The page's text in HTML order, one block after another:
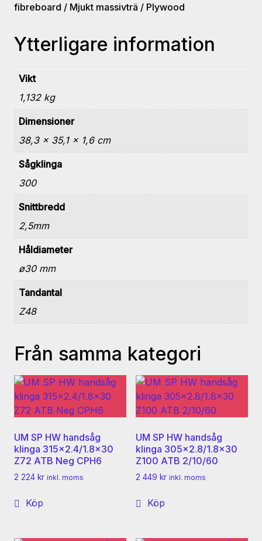
fibreboard / Mjukt massivträ / Plywood
Ytterligare information
Vikt
1,132 kg
Dimensioner
38,3 × 35,1 × 1,6 cm
Sågklinga
300
Snittbredd
2,5mm
Håldiameter
ø30 mm
Tandantal
Z48
Från samma kategori
UM SP HW handsåg
klinga 315×2.4/1.8×30
Z72 ATB Neg CPH6
2 224 kr inkl. moms
Köp
UM SP HW handsåg
klinga 305×2.8/1.8×30
Z100 ATB 2/10/60
2 449 kr inkl. moms
Köp